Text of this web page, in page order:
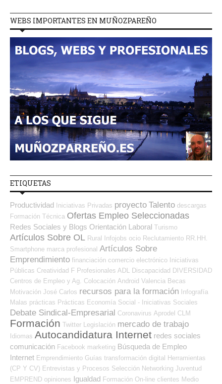
WEBS IMPORTANTES EN MUÑOZPAREÑO
ETIQUETAS
Productividad Iniciativas Privadas proyecto Talento descargas
Formación Técnica Ofertas Empleo Seleccionadas
Redes Sociales y Blogs Orientación Laboral Turismo
Artículos Sobre OL Rural Infojobs ocio Reclutamiento RR.HH.
Smartphone marca profesional Artículos Sobre
Emprendimiento financiación comercio electrónico Iniciativas
Públicas Creatividad F Profesionales ADL Discapacidad DIVERSIDAD
Centros de Empleo y Ag. Colocación Android Valencia Becas
Motivación José Carlos recursos para la formación Infografía
Malas prácticas Prácticas Economía Social - Iniciativas Sociales
Debate Sindical-Empresarial Coronavirus Aprodel CLM
Formación Twitter Legislación mercado de trabajo
Idiomas Autocandidatura Internet redes sociales
comunicación Facebook marketing Búsqueda de Empleo
Internet Emprendimiento Guías transformación digital
Herramientas
(CP Y CV) Entrevistas y Procesos Selección Networking Juventud
EMPREND opiniones Igualdad Formación On-line clientes Medio